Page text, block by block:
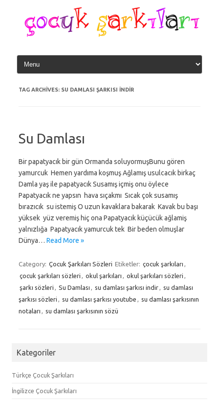
content
TAG ARCHIVES: SU DAMLASI ŞARKISI INDIR
Su Damlası
Bir papatyacık bir gün Ormanda soluyormuşBunu gören
yamurcuk Hemen yardıma koşmuş Ağlamış usulcacık birkaç
Damla yaş ile papatyacık Susamış içmiş onu öylece
Papatyacık ne yapsın hava sıçakmı Sıcak çok susamış
bırazıcık su istemiş O uzun kavaklara bakarak Kavak bu başı
yüksek yüz veremiş hiç ona Papatyacık küçücük ağlamiş
yalnızlığa Papatyacık yamurcuk tek Bir beden olmuşlar
Dünya… Read More »
Category: Çocuk Şarkıları Sözleri Etiketler: çocuk şarkıları
çocuk şarkıları sözleri
okul şarkıları okul şarkıları sözleri
şarkı sözleri
Su Damlası su damlası şarkısı indir
su damlası
şarkısı sözleri
su damlası şarkısı youtube
su damlası şarkısının
notaları
su damlası şarkısının sözü
Kategoriler
Türkçe Çocuk Şarkıları
İngilizce Çocuk Şarkıları